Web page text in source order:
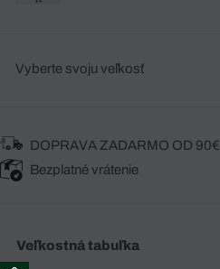
Vyberte svoju veľkosť
DOPRAVA ZADARMO OD 90€
Bezplatné vrátenie
Veľkostná tabuľka